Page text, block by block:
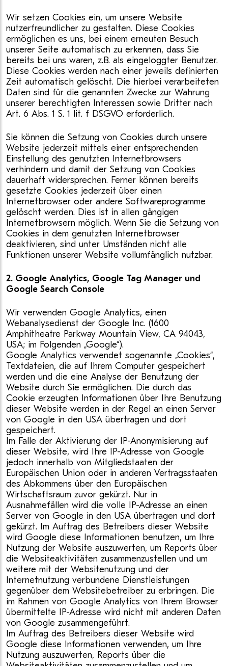
Wir setzen Cookies ein, um unsere Website
nutzerfreundlicher zu gestalten. Diese Cookies
ermöglichen es uns, bei einem erneuten Besuch
unserer Seite automatisch zu erkennen, dass Sie
bereits bei uns waren, z.B. als eingeloggter Benutzer.
Diese Cookies werden nach einer jeweils definierten
Zeit automatisch gelöscht. Die hierbei verarbeiteten
Daten sind für die genannten Zwecke zur Wahrung
unserer berechtigten Interessen sowie Dritter nach
Art. 6 Abs. 1 S. 1 lit. f DSGVO erforderlich.
Sie können die Setzung von Cookies durch unsere
Website jederzeit mittels einer entsprechenden
Einstellung des genutzten Internetbrowsers
verhindern und damit der Setzung von Cookies
dauerhaft widersprechen. Ferner können bereits
gesetzte Cookies jederzeit über einen
Internetbrowser oder andere Softwareprogramme
gelöscht werden. Dies ist in allen gängigen
Internetbrowsern möglich. Wenn Sie die Setzung von
Cookies in dem genutzten Internetbrowser
deaktivieren, sind unter Umständen nicht alle
Funktionen unserer Website vollumfänglich nutzbar.
2. Google Analytics, Google Tag Manager und
Google Search Console
Wir verwenden Google Analytics, einen
Webanalysedienst der Google Inc. (1600
Amphitheatre Parkway Mountain View, CA 94043,
USA; im Folgenden „Google“).
Google Analytics verwendet sogenannte „Cookies“,
Textdateien, die auf Ihrem Computer gespeichert
werden und die eine Analyse der Benutzung der
Website durch Sie ermöglichen. Die durch das
Cookie erzeugten Informationen über Ihre Benutzung
dieser Website werden in der Regel an einen Server
von Google in den USA übertragen und dort
gespeichert.
Im Falle der Aktivierung der IP-Anonymisierung auf
dieser Website, wird Ihre IP-Adresse von Google
jedoch innerhalb von Mitgliedstaaten der
Europäischen Union oder in anderen Vertragsstaaten
des Abkommens über den Europäischen
Wirtschaftsraum zuvor gekürzt. Nur in
Ausnahmefällen wird die volle IP-Adresse an einen
Server von Google in den USA übertragen und dort
gekürzt. Im Auftrag des Betreibers dieser Website
wird Google diese Informationen benutzen, um Ihre
Nutzung der Website auszuwerten, um Reports über
die Websiteaktivitäten zusammenzustellen und um
weitere mit der Websitenutzung und der
Internetnutzung verbundene Dienstleistungen
gegenüber dem Websitebetreiber zu erbringen. Die
im Rahmen von Google Analytics von Ihrem Browser
übermittelte IP-Adresse wird nicht mit anderen Daten
von Google zusammengeführt.
Im Auftrag des Betreibers dieser Website wird
Google diese Informationen verwenden, um Ihre
Nutzung auszuwerten, Reports über die